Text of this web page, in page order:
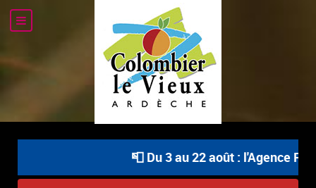
📮 Du 3 au 22 août : l'Agence